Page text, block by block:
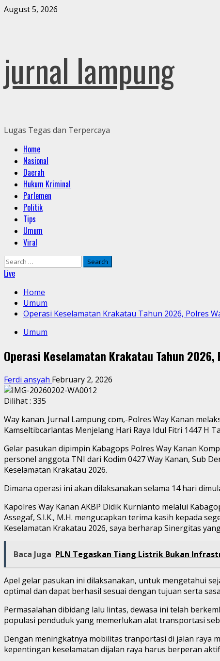
Skip
August 5, 2026
jurnal lampung
Lugas Tegas dan Terpercaya
Primary
Menu
Home
Nasional
Daerah
Hukum Kriminal
Parlemen
Politik
Tips
Umum
Viral
Search
for:
Live
Home
Umum
Operasi Keselamatan Krakatau Tahun 2026, Polres
Umum
Operasi Keselamatan Krakatau Tahun
Ferdi ansyah February 2, 2026
Dilihat : 335
Way kanan. Jurnal Lampung com,-Polres Way Kanan
Kamseltibcarlantas Menjelang Hari Raya Idul Fitri 1447 H
Gelar pasukan dipimpin Kabagops Polres Way Kanan
personel anggota TNI dari Kodim 0427 Way Kanan, Sub
Keselamatan Krakatau 2026.
Dimana operasi ini akan dilaksanakan selama 14 hari
Kapolres Way Kanan AKBP Didik Kurnianto melalui
Assegaf, S.I.K., M.H. mengucapkan terima kasih kepada
Keselamatan Krakatau 2026, saya berharap Sinergitas
Baca Juga PLN Tegaskan Tiang Listrik Bukan
Apel gelar pasukan ini dilaksanakan, untuk mengetahui
optimal dan dapat berhasil sesuai dengan tujuan serta
Permasalahan dibidang lalu lintas, dewasa ini telah
populasi penduduk yang memerlukan alat transportasi
Dengan meningkatnya mobilitas tranportasi di jalan raya
kepentingan keselamatan dijalan raya harus berperan